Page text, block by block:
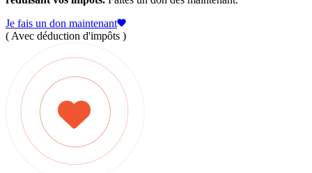
Je fais un don maintenant
( Avec déduction d'impôts )